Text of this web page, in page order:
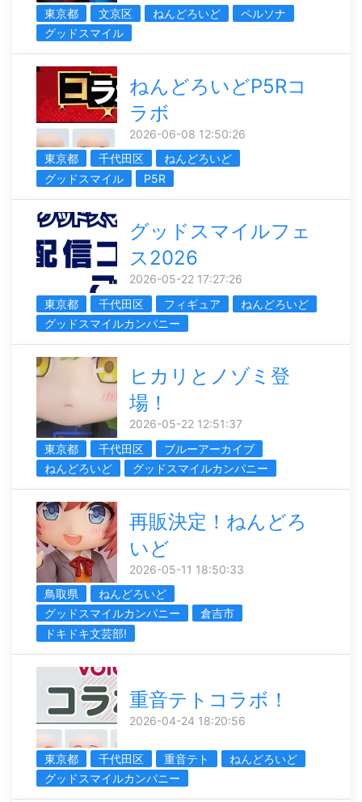
東京都 文京区 ねんどろいど
ペルソナ
グッドスマイル
ねんどろいどP5Rコ
ラボ
2026-06-08 12:50:26
東京都
千代田区
ねんどろいど
グッドスマイル
P5R
グッドスマイルフェ
ス2026
2026-05-22 17:27:26
東京都
千代田区 フィギュア
ねんどろいど
グッドスマイルカンパニー
ヒカリとノゾミ登
場！
2026-05-22 12:51:37
東京都
千代田区
ブルーアーカイブ
ねんどろいど
グッドスマイルカンパニー
再販決定！ねんどろ
いど
2026-05-11 18:50:33
鳥取県
ねんどろいど
グッドスマイルカンパニー
倉吉市
ドキドキ文芸部!
重音テトコラボ！
2026-04-24 18:20:56
東京都 千代田区 重音テト
ねんどろいど
グッドスマイルカンパニー